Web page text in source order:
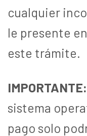
cualquier
le presente
este trámite.
IMPORTANTE:
sistema
pago solo